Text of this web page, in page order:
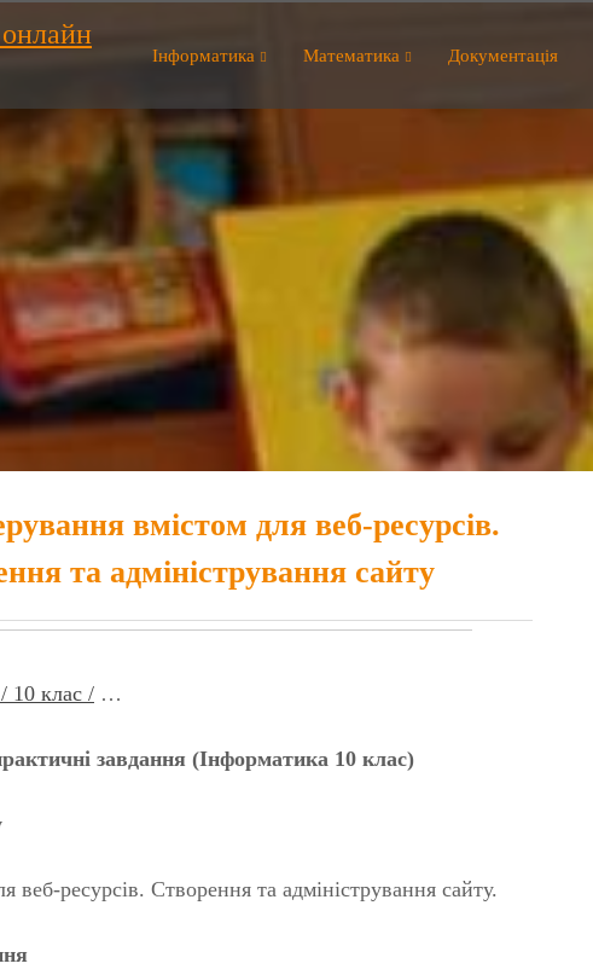
Інформатика Математика Документація
вмістом для веб-ресурсів.
та адміністрування сайту
10 клас / …
завдання (Інформатика 10 клас)
веб-ресурсів. Створення та адміністрування сайту.